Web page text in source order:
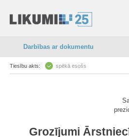
Darbības ar dokumentu
Tiesību akts: spēkā esošs
Grozījumi